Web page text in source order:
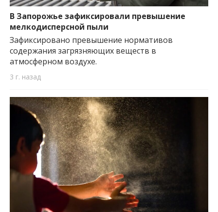
В Запорожье зафиксировали превышение
мелкодисперсной пыли
Зафиксировано превышение нормативов
содержания загрязняющих веществ в
атмосферном воздухе.
3 г. назад